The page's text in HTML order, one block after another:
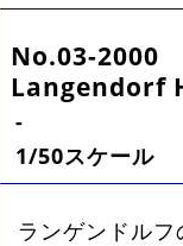
No.03-2000
Langendorf
-
1/50スケール
ランゲンドル